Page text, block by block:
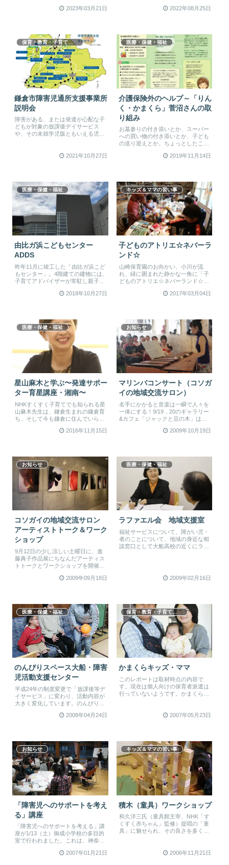
2023年03月21日 2022年08月25日
保育・教育・子育て支援
鎌倉市障害児通所支援事業所
説明会
障害がある、または発達が心配な子
どもが対象の放課後デイサービス
や、その未就学児版ともいえる児童
2021年10月27日
医療・保健・福祉
介護保険外のヘルプ～「りん
く・かまくら」菅沼さんの取
り組み
お墓参りの付き添いとか、スーパー
への買い物の付き添いとか、子ども
の送り迎えとか。ちょっとしたこと
2019年11月14日
医療・保健・福祉
由比ガ浜こどもセンター
ADDS
昨年11月に竣工した「由比ガ浜こど
もセンター」。4階建ての建物には、
子育てアドバイザーが常駐し親子が
2018年10月27日
キッズ＆ママの習い事
子どものアトリエ☆ネバーラ
ンド☆
山崎保育園のお向かい、小川が流
れ、緑に囲まれた静かな一角に「子
どものアトリエ☆ネバーランド☆」
2017年03月04日
医療・保健・福祉
星山麻木と学ぶ〜発達サポー
ター育星講座・湘南〜
NHKすくすく子育てでも知られる星
山麻木先生は、鎌倉生まれの鎌倉育
ち、そして今も鎌倉に住んでいらっ
2016年11月15日
お知らせ
マリンバコンサート（コソガ
イの地域交流サロン）
名手にかかると音楽は一瞬で人々を
一体にする！9/19，20のギャラリー
&カフェ「ジャックと豆の木」はそ
2009年10月19日
お知らせ
コソガイの地域交流サロン
アーティストトーク＆ワーク
ショップ
9月12日の少し涼しい土曜日に、進
藤典子作品展にちなんだアーティス
トトークとワークショップを開催し
2009年09月18日
医療・保健・福祉
ラファエル会 地域支援室
福祉サービスについて、障がい児・
者のことについて、地域の身近な相
談窓口として大船高校の近くにラフ
2009年02月16日
医療・保健・福祉
のんびりスペース大船・障害
児活動支援センター
平成24年の制度変更で「放課後等デ
イサービス」に変わり、活動内容が
大きく変化しています。のんびりス
2008年04月24日
保育・教育・子育て支援
かまくらキッズ・ママ
このレポートは取材時点の内容で
す。現在は個人向けの保育者派遣は
行っていないようです。かまくらキ
2007年05月23日
お知らせ
「障害児へのサポートを考え
る」講座
「障害児へのサポートを考える」講
座が1/13（土）御成小学校の多目的
室で行われました。これは、神奈川
2007年01月21日
キッズ＆ママの習い事
積木（童具）ワークショップ
和久洋三氏（童具館主宰、NHK「す
くすく赤ちゃん」監修）提唱の「童
具」に魅せられ、その良さを多くの
2006年11月21日